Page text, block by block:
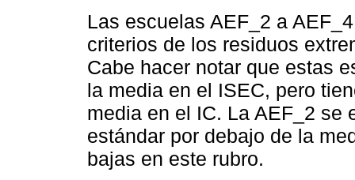
Las escuelas AEF_2 a
criterios de los residuos
Cabe hacer notar que estas
la media en el ISEC, pero
media en el IC. La AEF_2 se
estándar por debajo de la
bajas en este rubro.